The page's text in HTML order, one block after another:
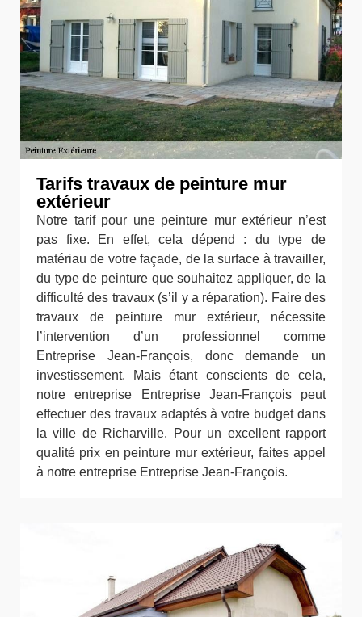
Tarifs travaux de peinture mur
extérieur
Notre tarif pour une peinture mur extérieur n’est
pas fixe. En effet, cela dépend : du type de
matériau de votre façade, de la surface à travailler,
du type de peinture que souhaitez appliquer, de la
difficulté des travaux (s’il y a réparation). Faire des
travaux de peinture mur extérieur, nécessite
l’intervention d’un professionnel comme
Entreprise Jean-François, donc demande un
investissement. Mais étant conscients de cela,
notre entreprise Entreprise Jean-François peut
effectuer des travaux adaptés à votre budget dans
la ville de Richarville. Pour un excellent rapport
qualité prix en peinture mur extérieur, faites appel
à notre entreprise Entreprise Jean-François.